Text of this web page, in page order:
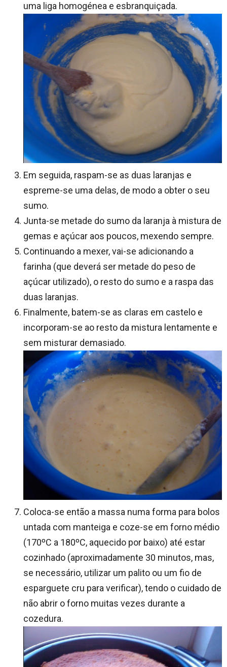
uma liga homogénea e esbranquiçada.
Em seguida, raspam-se as duas laranjas e
espreme-se uma delas, de modo a obter o seu
sumo.
Junta-se metade do sumo da laranja à mistura de
gemas e açúcar aos poucos, mexendo sempre.
Continuando a mexer, vai-se adicionando a
farinha (que deverá ser metade do peso de
açúcar utilizado), o resto do sumo e a raspa das
duas laranjas.
Finalmente, batem-se as claras em castelo e
incorporam-se ao resto da mistura lentamente e
sem misturar demasiado.
Coloca-se então a massa numa forma para bolos
untada com manteiga e coze-se em forno médio
(170ºC a 180ºC, aquecido por baixo) até estar
cozinhado (aproximadamente 30 minutos, mas,
se necessário, utilizar um palito ou um fio de
esparguete cru para verificar), tendo o cuidado de
não abrir o forno muitas vezes durante a
cozedura.